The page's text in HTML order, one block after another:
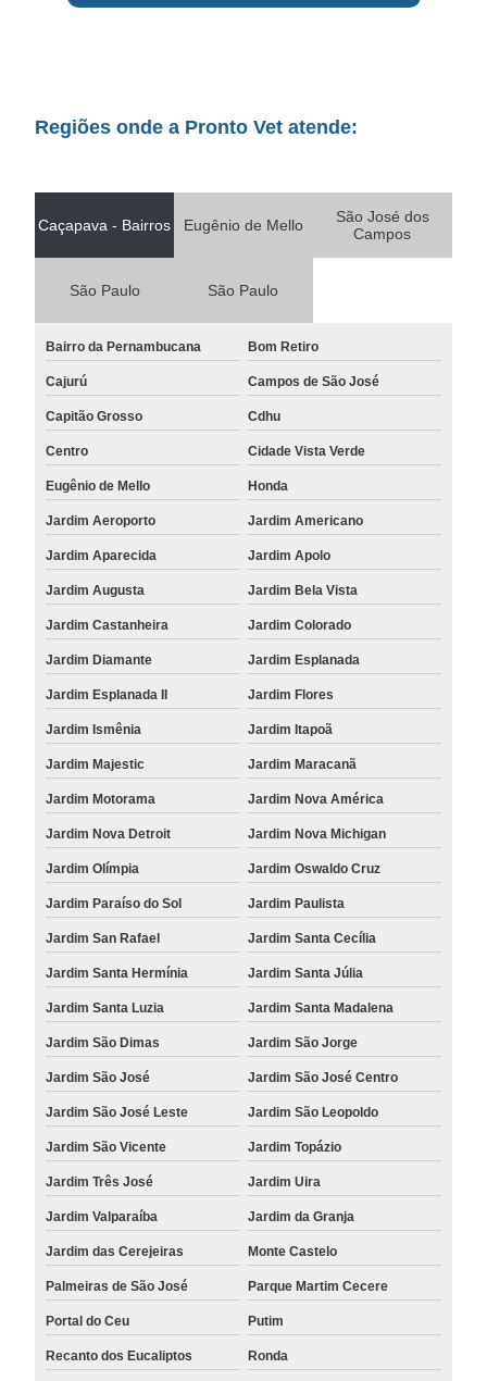
Regiões onde a Pronto Vet atende:
Caçapava - Bairros Eugênio de Mello
São José dos
Campos
São Paulo São Paulo
Bairro da Pernambucana Bom Retiro
Cajurú Campos de São José
Capitão Grosso Cdhu
Centro Cidade Vista Verde
Eugênio de Mello Honda
Jardim Aeroporto Jardim Americano
Jardim Aparecida Jardim Apolo
Jardim Augusta Jardim Bela Vista
Jardim Castanheira Jardim Colorado
Jardim Diamante Jardim Esplanada
Jardim Esplanada II Jardim Flores
Jardim Ismênia Jardim Itapoã
Jardim Majestic Jardim Maracanã
Jardim Motorama Jardim Nova América
Jardim Nova Detroit Jardim Nova Michigan
Jardim Olímpia Jardim Oswaldo Cruz
Jardim Paraíso do Sol Jardim Paulista
Jardim San Rafael Jardim Santa Cecília
Jardim Santa Hermínia Jardim Santa Júlia
Jardim Santa Luzia Jardim Santa Madalena
Jardim São Dimas Jardim São Jorge
Jardim São José Jardim São José Centro
Jardim São José Leste Jardim São Leopoldo
Jardim São Vicente Jardim Topázio
Jardim Três José Jardim Uira
Jardim Valparaíba Jardim da Granja
Jardim das Cerejeiras Monte Castelo
Palmeiras de São José Parque Martim Cecere
Portal do Ceu Putim
Recanto dos Eucaliptos Ronda